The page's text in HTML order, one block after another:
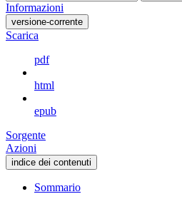
Informazioni
versione-corrente
Scarica
pdf
html
epub
Sorgente
Azioni
indice dei contenuti
Sommario